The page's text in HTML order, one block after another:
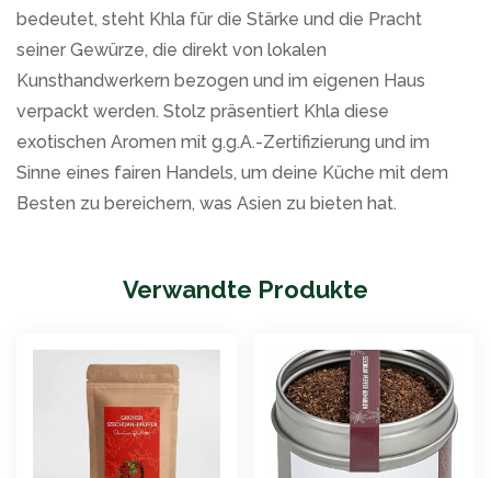
bedeutet, steht Khla für die Stärke und die Pracht
seiner Gewürze, die direkt von lokalen
Kunsthandwerkern bezogen und im eigenen Haus
verpackt werden. Stolz präsentiert Khla diese
exotischen Aromen mit g.g.A.-Zertifizierung und im
Sinne eines fairen Handels, um deine Küche mit dem
Besten zu bereichern, was Asien zu bieten hat.
Verwandte Produkte